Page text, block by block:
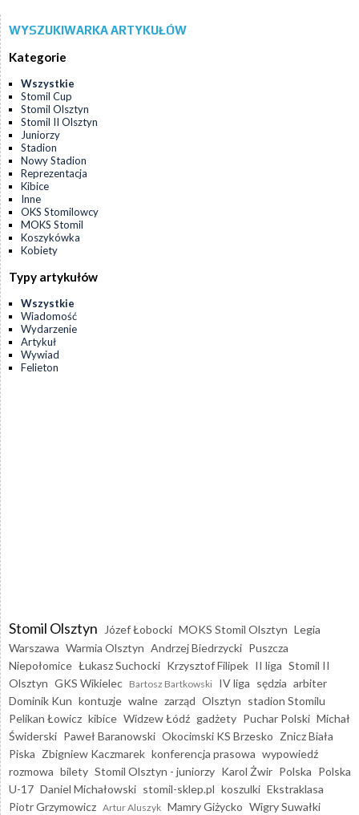
WYSZUKIWARKA ARTYKUŁÓW
Kategorie
Wszystkie
Stomil Cup
Stomil Olsztyn
Stomil II Olsztyn
Juniorzy
Stadion
Nowy Stadion
Reprezentacja
Kibice
Inne
OKS Stomilowcy
MOKS Stomil
Koszykówka
Kobiety
Typy artykułów
Wszystkie
Wiadomość
Wydarzenie
Artykuł
Wywiad
Felieton
Stomil Olsztyn Józef Łobocki MOKS Stomil Olsztyn Legia
Warszawa Warmia Olsztyn Andrzej Biedrzycki Puszcza
Niepołomice Łukasz Suchocki Krzysztof Filipek II liga Stomil II
Olsztyn GKS Wikielec Bartosz Bartkowski IV liga sędzia arbiter
Dominik Kun kontuzje walne zarząd Olsztyn stadion Stomilu
Pelikan Łowicz kibice Widzew Łódź gadżety Puchar Polski Michał
Świderski Paweł Baranowski Okocimski KS Brzesko Znicz Biała
Piska Zbigniew Kaczmarek konferencja prasowa wypowiedź
rozmowa bilety Stomil Olsztyn - juniorzy Karol Żwir Polska Polska
U-17 Daniel Michałowski stomil-sklep.pl koszulki Ekstraklasa
Piotr Grzymowicz Artur Aluszyk Mamry Giżycko Wigry Suwałki